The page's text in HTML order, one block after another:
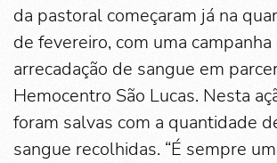
da pastoral começaram já na
de fevereiro, com uma campanha
arrecadação de sangue em
Hemocentro São Lucas. Nesta
foram salvas com a quantidade
sangue recolhidas. “É sempre